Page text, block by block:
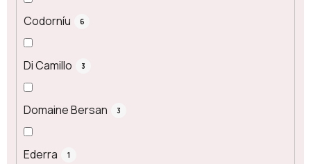
Codorníu 6
Di Camillo 3
Domaine Bersan 3
Ederra 1